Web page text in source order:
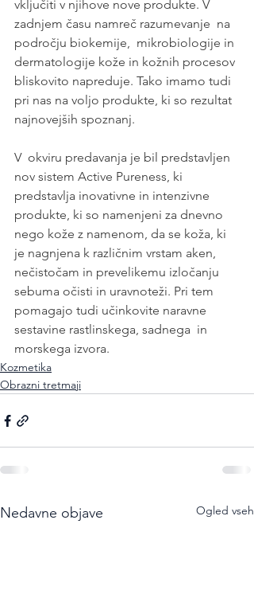
vključiti v njihove nove produkte. V
zadnjem času namreč razumevanje  na
področju biokemije,  mikrobiologije in
dermatologije kože in kožnih procesov
bliskovito napreduje. Tako imamo tudi
pri nas na voljo produkte, ki so rezultat
najnovejših spoznanj.
V  okviru predavanja je bil predstavljen
nov sistem Active Pureness, ki
predstavlja inovativne in intenzivne
produkte, ki so namenjeni za dnevno
nego kože z namenom, da se koža, ki
je nagnjena k različnim vrstam aken,
nečistočam in prevelikemu izločanju
sebuma očisti in uravnoteži. Pri tem
pomagajo tudi učinkovite naravne
sestavine rastlinskega, sadnega  in
morskega izvora.
Kozmetika
Obrazni tretmaji
Nedavne objave Ogled vseh